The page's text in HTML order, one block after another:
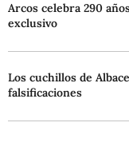
Arcos celebra 290
exclusivo
Los cuchillos de
falsificaciones